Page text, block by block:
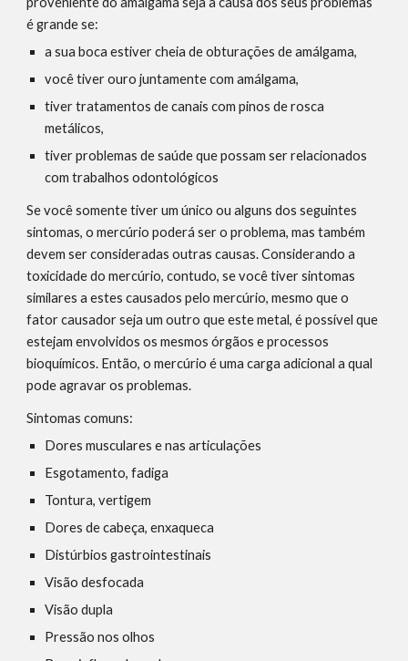
é grande se:
a sua boca estiver cheia de obturações de amálgama,
você tiver ouro juntamente com amálgama,
tiver tratamentos de canais com pinos de rosca
metálicos,
tiver problemas de saúde que possam ser relacionados
com trabalhos odontológicos
Se você somente tiver um único ou alguns dos seguintes
sintomas, o mercúrio poderá ser o problema, mas também
devem ser consideradas outras causas. Considerando a
toxicidade do mercúrio, contudo, se você tiver sintomas
similares a estes causados pelo mercúrio, mesmo que o
fator causador seja um outro que este metal, é possível que
estejam envolvidos os mesmos órgãos e processos
bioquímicos. Então, o mercúrio é uma carga adicional a qual
pode agravar os problemas.
Sintomas comuns:
Dores musculares e nas articulações
Esgotamento, fadiga
Tontura, vertigem
Dores de cabeça, enxaqueca
Distúrbios gastrointestinais
Visão desfocada
Visão dupla
Pressão nos olhos